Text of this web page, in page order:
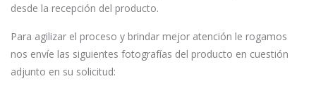
desde la recepción del producto.
Para agilizar el proceso y brindar mejor atención le rogamos
nos envíe las siguientes fotografías del producto en cuestión
adjunto en su solicitud: